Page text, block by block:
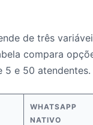
de três
compara
5 e 50 atendentes.
WHATSAPP
NATIVO